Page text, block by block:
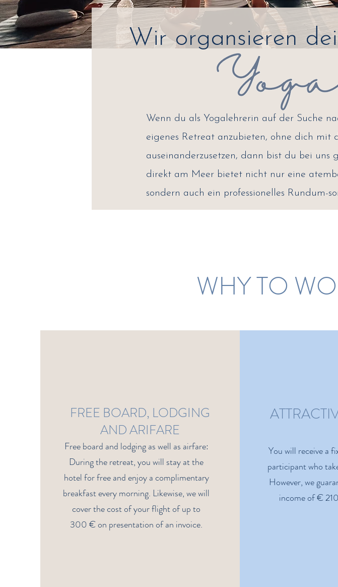
Wenn du als Yogalehrerin auf der Suche
eigenes Retreat anzubieten, ohne dich mit
auseinanderzusetzen, dann bist du bei uns
direkt am Meer bietet nicht nur eine
sondern auch ein professionelles Rundum-
Wir organsieren
WHY TO
FREE BOARD, LODGING
AND ARIFARE
Free board and lodging as well as airfare:
During the retreat, you will stay at the
hotel for free and enjoy a complimentary
breakfast every morning. Likewise, we will
cover the cost of your flight of up to
300 € on presentation of an invoice.
You will receive a
participant who
However, we
income of €